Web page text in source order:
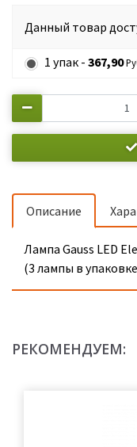
Данный товар
1 упак - 367,90
Описание
Лампа Gauss LED
(3 лампы в
РЕКОМЕНДУЕМ: